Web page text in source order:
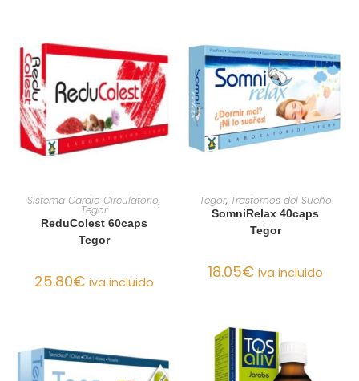
AÑADIR AL CARRITO
Sistema Cardio Circulatorio,
Tegor
ReduColest 60caps
Tegor
25.80€ iva incluido
AÑADIR AL CARRITO
Tegor, Trastornos del Sueño
SomniRelax 40caps
Tegor
18.05€ iva incluido